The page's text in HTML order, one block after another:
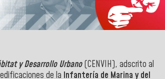
y Desarrollo Urbano(CENVIH), adscrito al
de la Infantería de Marina y del